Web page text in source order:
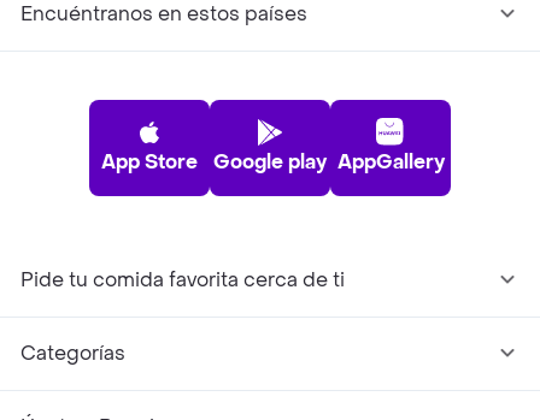
Encuéntranos en estos países
App Store Google play AppGallery
Pide tu comida favorita cerca de ti
Categorías